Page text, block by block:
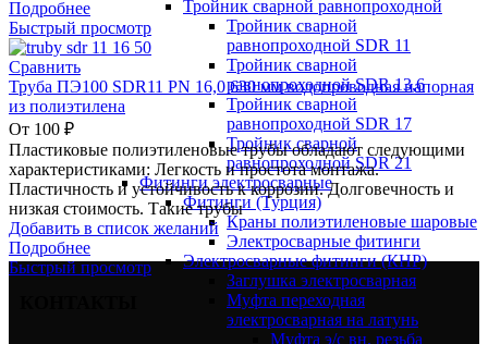
Тройник сварной равнопроходной
Тройник сварной
равнопроходной SDR 11
Тройник сварной
равнопроходной SDR 13,6
Тройник сварной
равнопроходной SDR 17
Тройник сварной
равнопроходной SDR 21
Фитинги электросварные
Фитинги (Турция)
Краны полиэтиленовые шаровые
Электросварные фитинги
Электросварные фитинги (КНР)
Заглушка электросварная
Муфта переходная
электросварная на латунь
Муфта э/с вн. резьба
Подробнее
Быстрый просмотр
Сравнить
Труба ПЭ100 SDR11 PN 16,0 630 мм водопроводная напорная
из полиэтилена
От 100 ₽
Пластиковые полиэтиленовые трубы обладают следующими
характеристиками: Легкость и простота монтажа.
Пластичность и устойчивость к коррозии. Долговечность и
низкая стоимость. Такие трубы
Добавить в список желаний
Подробнее
Быстрый просмотр